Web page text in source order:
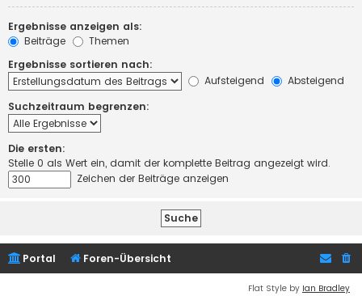
Ergebnisse anzeigen als:
Beiträge
Themen
Ergebnisse sortieren nach:
Aufsteigend
Absteigend
Suchzeitraum begrenzen:
Die ersten:
Stelle 0 als Wert ein, damit der komplette Beitrag angezeigt wird.
Zeichen der Beiträge anzeigen
Portal Foren-Übersicht
Flat Style by Ian Bradley